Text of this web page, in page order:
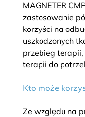
MAGNETER
zastosowanie
korzyści na
uszkodzonych
przebieg
terapii do
Kto może
Ze względu na